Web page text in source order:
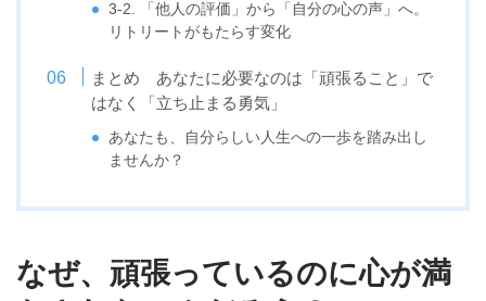
3-2. 「他人の評価」から「自分の心の声」へ。
リトリートがもたらす変化
まとめ あなたに必要なのは「頑張ること」で
はなく「立ち止まる勇気」
あなたも、自分らしい人生への一歩を踏み出し
ませんか？
なぜ、頑張っているのに心が満